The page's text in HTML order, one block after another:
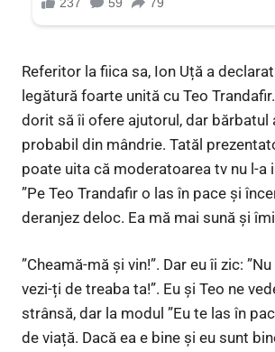
Referitor la fiica sa, Ion Uță a
legătură foarte unită cu Teo
dorit să îi ofere ajutorul, dar bărbatul
probabil din mândrie. Tatăl
poate uita că moderatoarea tv nu l-a
”Pe Teo Trandafir o las în pace și
deranjez deloc. Ea mă mai sună și
”Cheamă-mă și vin!”. Dar eu îi zic:
vezi-ți de treaba ta!”. Eu și Teo ne
strânsă, dar la modul ”Eu te las în
de viață. Dacă ea e bine și eu sunt